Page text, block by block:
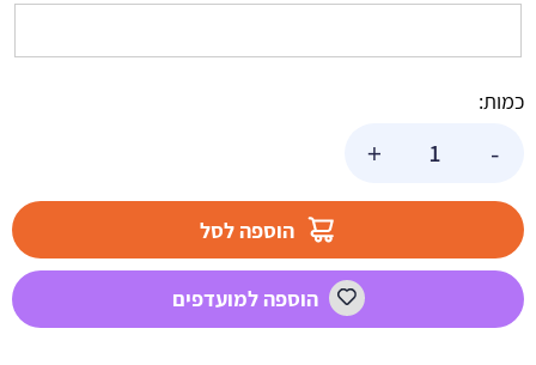
כמות:
-
1
+
הוספה לסל
הוספה למועדפים